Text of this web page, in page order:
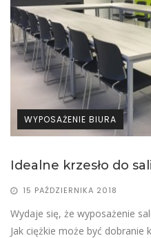
WYPOSAŻENIE BIURA
Idealne krzesło do
15 PAŹDZIERNIKA 2018
Wydaje się, że wyposażenie
Jak ciężkie może być dobranie